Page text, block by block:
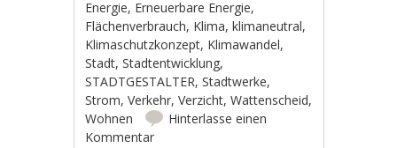
Energie, Erneuerbare Energie,
Flächenverbrauch, Klima,klimaneutral,
Klimaschutzkonzept, Klimawandel,
Stadt,Stadtentwicklung,
STADTGESTALTER,Stadtwerke,
Strom,Verkehr,Verzicht,Wattenscheid,
Wohnen
Hinterlasse einen
Kommentar